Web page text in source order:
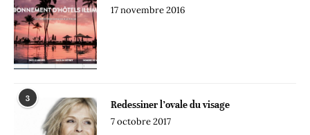
17 novembre 2016
3
Redessiner l’ovale du visage
7 octobre 2017